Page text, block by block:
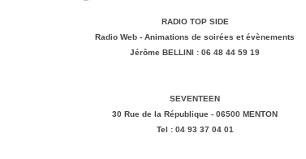
RADIO TOP SIDE
Radio Web - Animations de soirées et évènements
Jérôme BELLINI : 06 48 44 59 19
SEVENTEEN
30 Rue de la République - 06500 MENTON
Tel : 04 93 37 04 01